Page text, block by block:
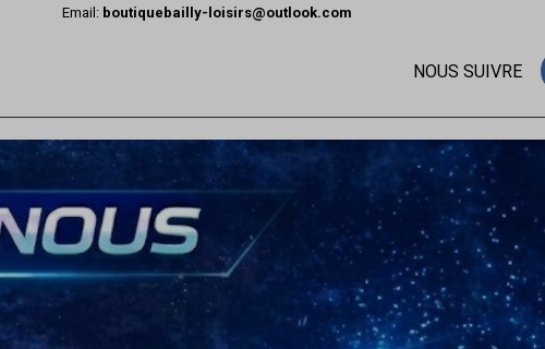
Email: boutiquebailly-loisirs@outlook.com
NOUS SUIVRE